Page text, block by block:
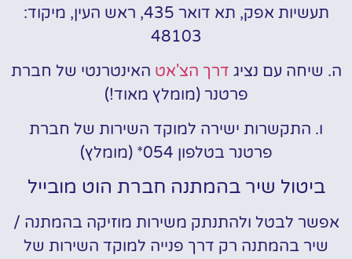
תעשיות אפק, תא דואר 435, ראש העין, מיקוד:
48103
ה. שיחה עם נציג דרך הצ'אט האינטרנטי של חברת
פרטנר (מומלץ מאוד!)
ו. התקשרות ישירה למוקד השירות של חברת
פרטנר בטלפון 054* (מומלץ)
ביטול שיר בהמתנה חברת הוט מובייל
אפשר לבטל ולהתנתק משירות מוזיקה בהמתנה /
שיר בהמתנה רק דרך פנייה למוקד השירות של